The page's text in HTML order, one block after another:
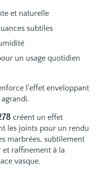
et naturelle
subtiles
un usage quotidien
l’effet enveloppant
créent un effet
les joints pour un rendu
marbrées, subtilement
raffinement à la
vasque.